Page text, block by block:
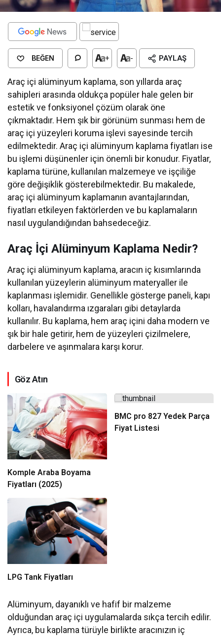
BEĞEN + - PAYLAŞ
Araç içi alüminyum kaplama, son yıllarda araç
sahipleri arasında oldukça popüler hale gelen bir
estetik ve fonksiyonel çözüm olarak öne
çıkmaktadır. Hem şık bir görünüm sunması hem de
araç içi yüzeyleri koruma işlevi sayesinde tercih
edilmektedir. Araç içi alüminyum kaplama fiyatları ise
bu işlemi düşünenler için önemli bir konudur. Fiyatlar,
kaplama türüne, kullanılan malzemeye ve işçiliğe
göre değişiklik gösterebilmektedir. Bu makalede,
araç içi alüminyum kaplamanın avantajlarından,
fiyatları etkileyen faktörlerden ve bu kaplamaların
nasıl uygulandığından bahsedeceğiz.
Araç İçi Alüminyum Kaplama Nedir?
Araç içi alüminyum kaplama, aracın iç kısımlarında
kullanılan yüzeylerin alüminyum materyaller ile
kaplanması işlemidir. Genellikle gösterge paneli, kapı
kolları, havalandırma ızgaraları gibi detaylarda
kullanılır. Bu kaplama, hem araç içini daha modern ve
şık bir hale getirir, hem de yüzeyleri çizilmelere,
darbelere ve aşınmalara karşı korur.
Göz Atın
Komple Araba Boyama
Fiyatları (2025)
BMC pro 827 Yedek Parça
Fiyat Listesi​
LPG Tank Fiyatları
Alüminyum, dayanıklı ve hafif bir malzeme
olduğundan araç içi uygulamalarda sıkça tercih edilir.
Ayrıca, bu kaplama türüyle birlikte aracınızın iç